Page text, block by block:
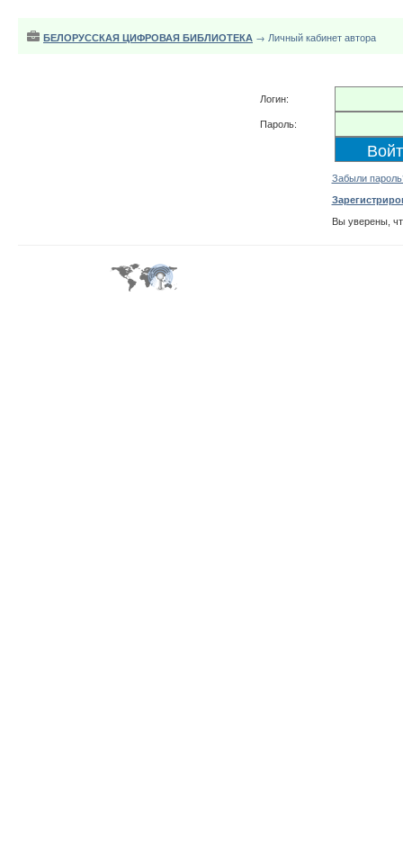
БЕЛОРУССКАЯ ЦИФРОВАЯ БИБЛИОТЕКА → Личный кабинет автора
Логин:
Пароль:
Забыли
Вы уверены,